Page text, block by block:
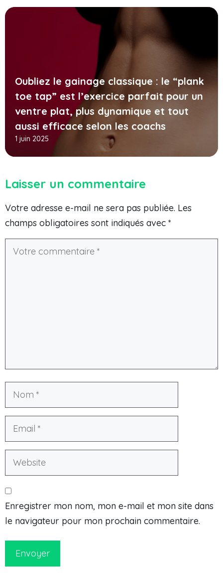
Oubliez le gainage classique : le “plank
toe tap” est l’exercice parfait pour un
ventre plat, plus dynamique et tout
aussi efficace selon les coachs
1 juin 2025
Laisser un commentaire
Votre adresse e-mail ne sera pas publiée. Les
champs obligatoires sont indiqués avec *
Enregistrer mon nom, mon e-mail et mon site dans
le navigateur pour mon prochain commentaire.
Envoyer